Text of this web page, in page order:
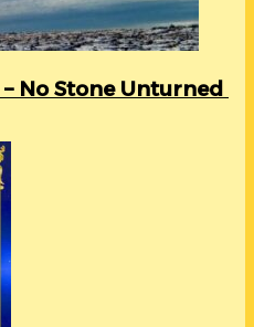
– No Stone Unturned